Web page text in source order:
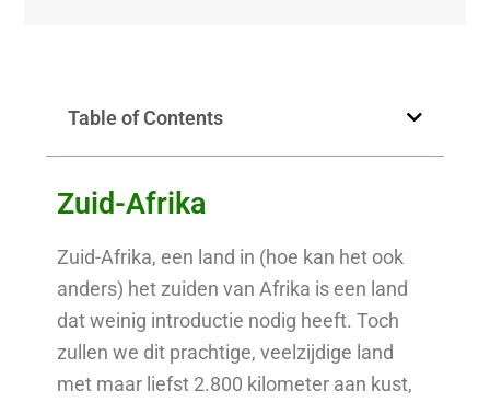
Table of Contents
Zuid-Afrika
Zuid-Afrika, een land in (hoe kan het ook
anders) het zuiden van Afrika is een land
dat weinig introductie nodig heeft. Toch
zullen we dit prachtige, veelzijdige land
met maar liefst 2.800 kilometer aan kust,